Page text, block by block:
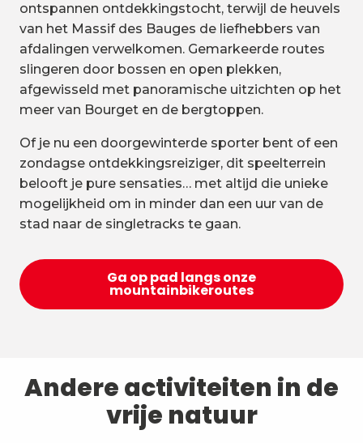
ontspannen ontdekkingstocht, terwijl de heuvels
van het Massif des Bauges de liefhebbers van
afdalingen verwelkomen. Gemarkeerde routes
slingeren door bossen en open plekken,
afgewisseld met panoramische uitzichten op het
meer van Bourget en de bergtoppen.
Of je nu een doorgewinterde sporter bent of een
zondagse ontdekkingsreiziger, dit speelterrein
belooft je pure sensaties… met altijd die unieke
mogelijkheid om in minder dan een uur van de
stad naar de singletracks te gaan.
Ga op pad langs onze
mountainbikeroutes
Andere activiteiten in de
vrije natuur